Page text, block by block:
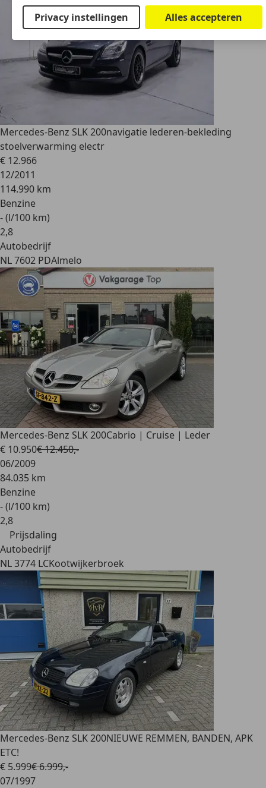
Mercedes-Benz SLK 200navigatie lederen-bekleding
stoelverwarming electr
€ 12.966
12/2011
114.990 km
Benzine
- (l/100 km)
2,8
Autobedrijf
NL 7602 PDAlmelo
Mercedes-Benz SLK 200Cabrio | Cruise | Leder
€ 10.950€ 12.450,-
06/2009
84.035 km
Benzine
- (l/100 km)
2,8
Prijsdaling
Autobedrijf
NL 3774 LCKootwijkerbroek
Mercedes-Benz SLK 200NIEUWE REMMEN, BANDEN, APK
ETC!
€ 5.999€ 6.999,-
07/1997
Privacy instellingen Alles accepteren